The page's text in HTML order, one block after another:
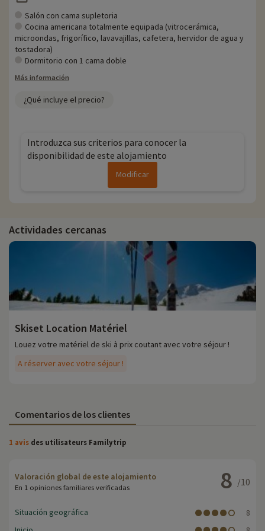
Salón con cama supletoria
Cocina americana totalmente equipada (vitrocerámica,
microondas, frigorífico, lavavajillas, cafetera, hervidor de agua y
tostadora)
Dormitorio con 1 cama doble
Más información
¿Qué incluye el precio?
Introduzca sus criterios para conocer la
disponibilidad de este alojamiento
Modificar
Actividades cercanas
Skiset Location Matériel
A réserver avec votre séjour !
Louez votre matériel de ski à prix coutant avec votre séjour !
Comentarios de los clientes
1 avis des utilisateurs Familytrip
Valoración global de este alojamiento
En 1 opiniones familiares verificadas 8 /10
Situación geográfica
8